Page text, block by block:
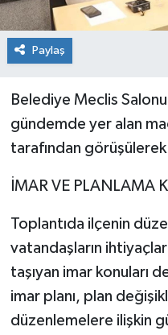
Paylaş
Belediye Meclis
gündemde yer alan
tarafından
İMAR VE PLANLAMA
Toplantıda ilçenin
vatandaşların
taşıyan imar konuları
imar planı, plan
düzenlemelere ilişkin